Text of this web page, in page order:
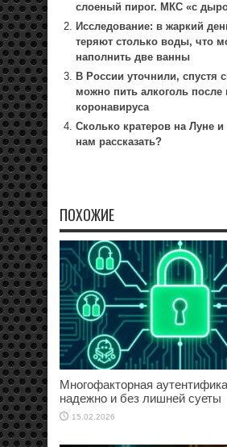
слоеный пирог. МКС «с
Исследование: в жаркий
теряют столько воды, что
наполнить две ванны
В России уточнили, спустя
можно пить алкоголь после
коронавируса
Сколько кратеров на Луне и
нам рассказать?
ПОХОЖИЕ
Многофакторная
надежно и без лишней суеты
15.02.2026